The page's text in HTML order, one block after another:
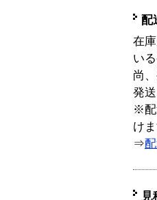
配
在
い
尚
発
※配
け
⇒